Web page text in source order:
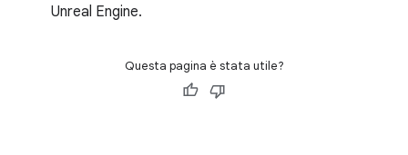
Unreal Engine.
Questa pagina è stata utile?